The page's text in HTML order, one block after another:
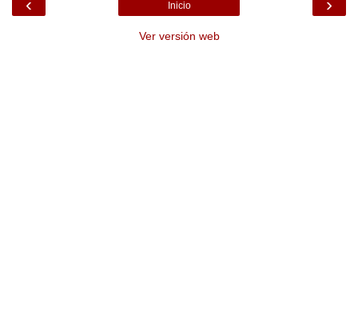
‹ ›
Inicio
Ver versión web